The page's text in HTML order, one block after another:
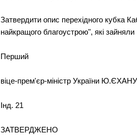
Затвердити опис перехідного кубка
найкращого благоустрою", які
Перший
віце-прем'єр-міністр України
Інд. 21
ЗАТВЕРДЖЕНО